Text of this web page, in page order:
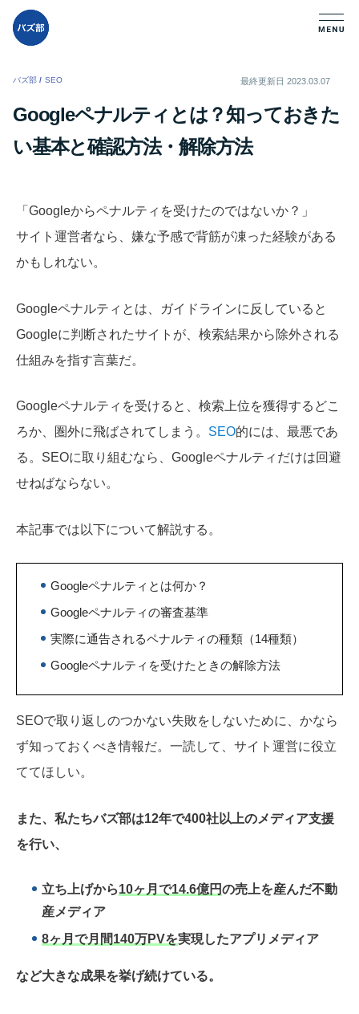
バズ部 / SEO 最終更新日 2023.03.07
Googleペナルティとは？知っておきた
い基本と確認方法・解除方法
「Googleからペナルティを受けたのではないか？」
サイト運営者なら、嫌な予感で背筋が凍った経験がある
かもしれない。
Googleペナルティとは、ガイドラインに反していると
Googleに判断されたサイトが、検索結果から除外される
仕組みを指す言葉だ。
Googleペナルティを受けると、検索上位を獲得するどこ
ろか、圏外に飛ばされてしまう。 SEO的には、最悪であ
る。SEOに取り組むなら、Googleペナルティだけは回避
せねばならない。
本記事では以下について解説する。
Googleペナルティとは何か？
Googleペナルティの審査基準
実際に通告されるペナルティの種類（14種類）
Googleペナルティを受けたときの解除方法
SEOで取り返しのつかない失敗をしないために、かなら
ず知っておくべき情報だ。一読して、サイト運営に役立
ててほしい。
また、私たちバズ部は12年で400社以上のメディア支援
を行い、
立ち上げから10ヶ月で14.6億円の売上を産んだ不動
産メディア
8ヶ月で月間140万PVを実現したアプリメディア
など大きな成果を挙げ続けている。